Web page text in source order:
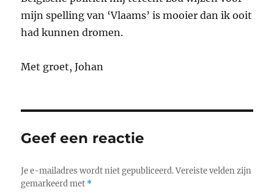
mijn spelling van ‘Vlaams’ is mooier dan ik ooit
had kunnen dromen.
Met groet, Johan
Geef een reactie
Je e-mailadres wordt niet gepubliceerd. Vereiste velden zijn
gemarkeerd met *